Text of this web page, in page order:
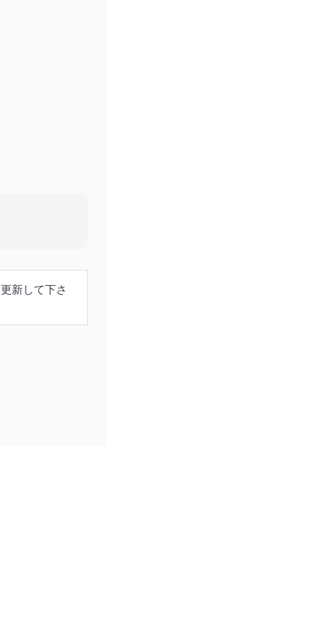
新して下さ